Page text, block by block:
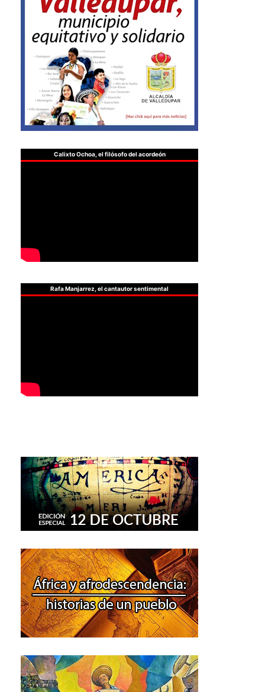
Calixto Ochoa, el filósofo del acordeón
Rafa Manjarrez, el cantautor sentimental